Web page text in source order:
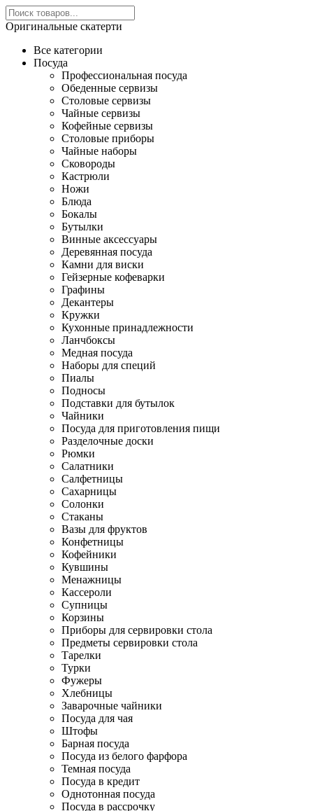
Оригинальные скатерти
Все категории
Посуда
Профессиональная посуда
Обеденные сервизы
Столовые сервизы
Чайные сервизы
Кофейные сервизы
Столовые приборы
Чайные наборы
Сковороды
Кастрюли
Ножи
Блюда
Бокалы
Бутылки
Винные аксессуары
Деревянная посуда
Камни для виски
Гейзерные кофеварки
Графины
Декантеры
Кружки
Кухонные принадлежности
Ланчбоксы
Медная посуда
Наборы для специй
Пиалы
Подносы
Подставки для бутылок
Чайники
Посуда для приготовления пищи
Разделочные доски
Рюмки
Салатники
Салфетницы
Сахарницы
Солонки
Стаканы
Вазы для фруктов
Конфетницы
Кофейники
Кувшины
Менажницы
Кассероли
Супницы
Корзины
Приборы для сервировки стола
Предметы сервировки стола
Тарелки
Турки
Фужеры
Хлебницы
Заварочные чайники
Посуда для чая
Штофы
Барная посуда
Посуда из белого фарфора
Темная посуда
Посуда в кредит
Однотонная посуда
Посуда в рассрочку